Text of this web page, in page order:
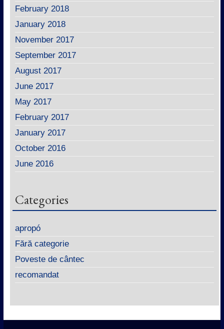
February 2018
January 2018
November 2017
September 2017
August 2017
June 2017
May 2017
February 2017
January 2017
October 2016
June 2016
Categories
apropó
Fără categorie
Poveste de cântec
recomandat